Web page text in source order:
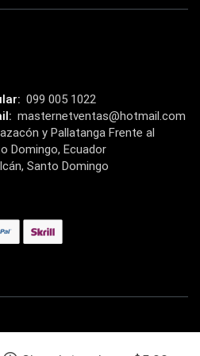
(91)
(8)
Remoto
Señales
(3)
Duros Externos (5)
099 005 1022
masternetventas@hotmail.com
y Pallatanga Frente al
Domingo, Ecuador
Santo Domingo